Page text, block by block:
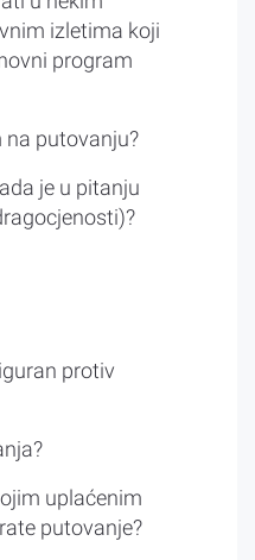
izletima koji
program
na putovanju?
je u pitanju
protiv
uplaćenim
putovanje?